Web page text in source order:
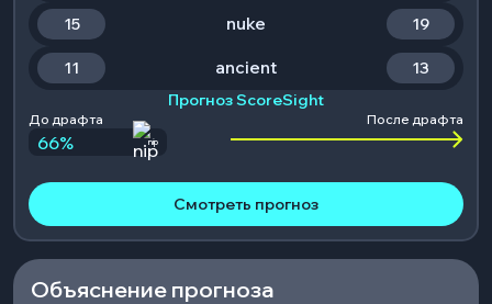
15 nuke 19
11 ancient
13
Прогноз ScoreSight
До драфта После драфта
66% nip
Смотреть прогноз
Объяснение прогноза